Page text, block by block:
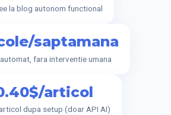
la blog autonom functional
saptamana
fara interventie umana
articol
dupa setup (doar API AI)